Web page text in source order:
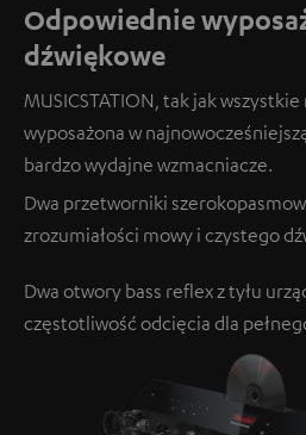
Odpowiednie
dźwiękowe
MUSICSTATION, tak jak
wyposażona w
bardzo wydajne wzmacniacze.
Dwa przetworniki
zrozumiałości mowy i czystego
Dwa otwory bass reflex z tyłu
częstotliwość odcięcia dla